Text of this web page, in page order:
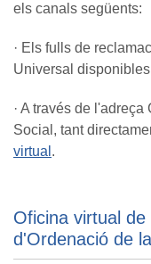
els canals següents:
· Els fulls de
Universal
· A través de
Social, tant
virtual .
Oficina virtual de
d'Ordenació de